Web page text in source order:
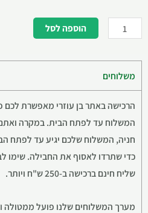
הוספה לסל
משלוחים
הרכישה באתר בן עוזרי מאפשרת לכם
המשלוח עד לפתח הבית. במקרה
חניה, המשלוח שלכם יגיע עד לפתח
כדי שתרדו לאסוף את החבילה. שימו
שליח חינם ברכישה ב-250 ש"ח ויותר.
מערך המשלוחים שלנו פועל ממטולה